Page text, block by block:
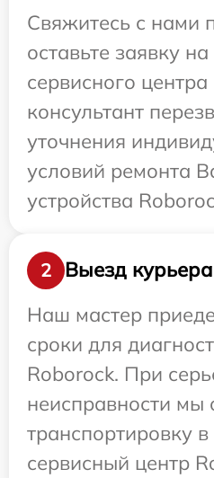
Свяжитесь с нами
оставьте заявку на
сервисного
консультант
уточнения
условий ремонта
устройства
2
Выезд
Наш мастер
сроки для
Roborock. При
неисправности мы
транспортировку
сервисный центр